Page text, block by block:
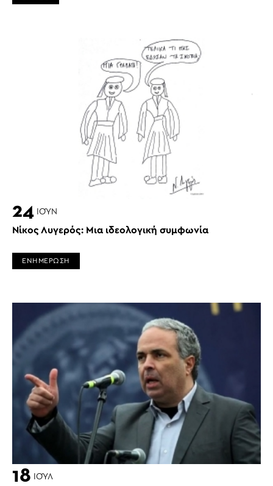
24 ΙΟΎΝ
Νίκος Λυγερός: Μια ιδεολογική συμφωνία
ΕΝΗΜΕΡΩΣΗ
18 ΙΟΎΛ